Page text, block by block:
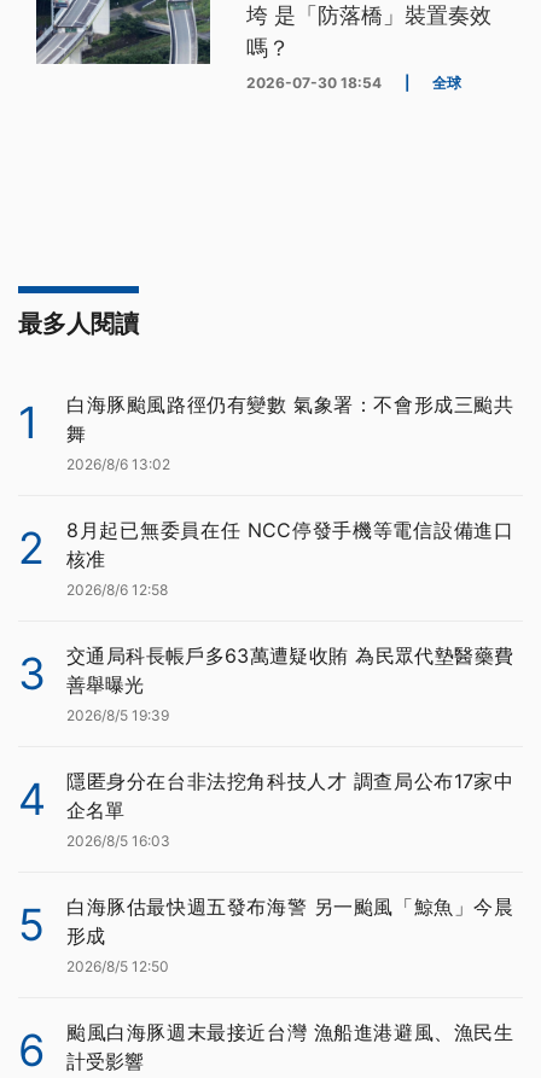
垮 是「防落橋」裝置奏效
嗎？
2026-07-30 18:54 全球
最多人閱讀
1
白海豚颱風路徑仍有變數 氣象署：不會形成三颱共
舞
2026/8/6 13:02
2
8月起已無委員在任 NCC停發手機等電信設備進口
核准
2026/8/6 12:58
3
交通局科長帳戶多63萬遭疑收賄 為民眾代墊醫藥費
善舉曝光
2026/8/5 19:39
4
隱匿身分在台非法挖角科技人才 調查局公布17家中
企名單
2026/8/5 16:03
5
白海豚估最快週五發布海警 另一颱風「鯨魚」今晨
形成
2026/8/5 12:50
6
颱風白海豚週末最接近台灣 漁船進港避風、漁民生
計受影響